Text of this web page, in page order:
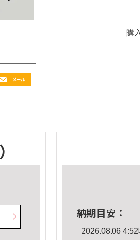
購
納期目安：
2026.08.06 4:52